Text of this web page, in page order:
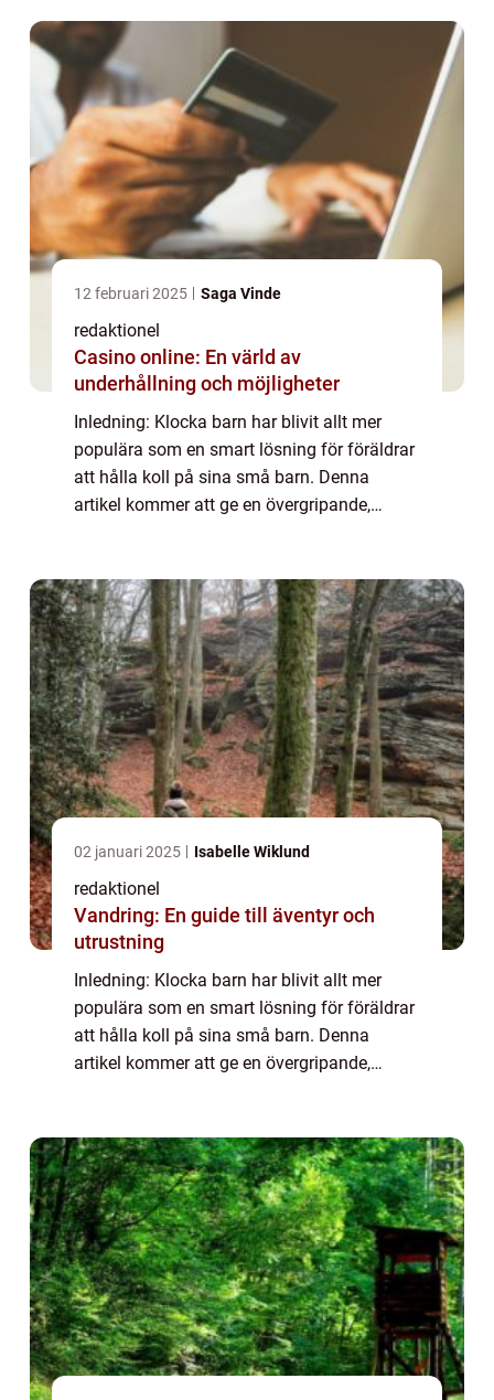
12 februari 2025 Saga Vinde
redaktionel
Casino online: En värld av
underhållning och möjligheter
Inledning: Klocka barn har blivit allt mer
populära som en smart lösning för föräldrar
att hålla koll på sina små barn. Denna
artikel kommer att ge en övergripande,
02 januari 2025 Isabelle Wiklund
redaktionel
Vandring: En guide till äventyr och
utrustning
Inledning: Klocka barn har blivit allt mer
populära som en smart lösning för föräldrar
att hålla koll på sina små barn. Denna
artikel kommer att ge en övergripande,